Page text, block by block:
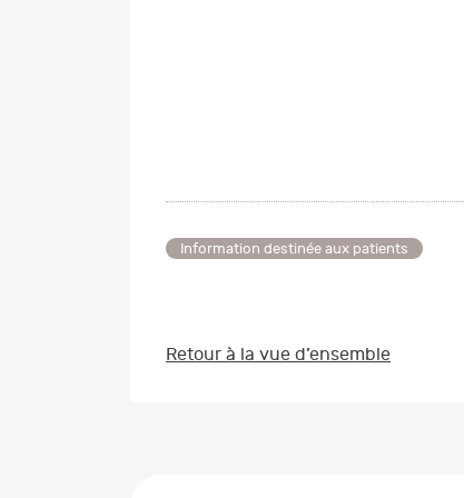
Information destinée aux patients
Retour à la vue d’ensemble